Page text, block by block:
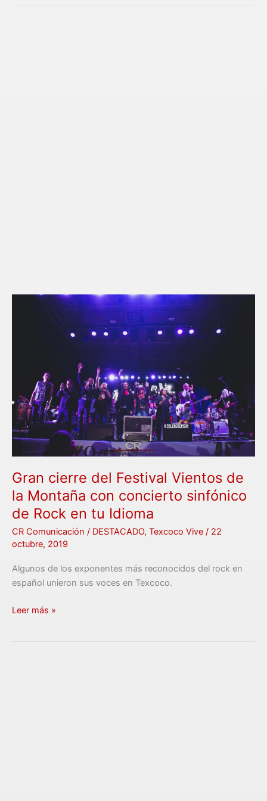
Gran cierre del Festival Vientos de
la Montaña con concierto sinfónico
de Rock en tu Idioma
CR Comunicación / DESTACADO, Texcoco Vive / 22
octubre, 2019
Algunos de los exponentes más reconocidos del rock en
español unieron sus voces en Texcoco.
Montaña
con
concierto
sinfónico
de
Rock
en
tu
Idioma
Leer más »